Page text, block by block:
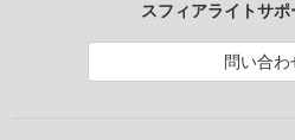
スフィアライトサ
問い合わ